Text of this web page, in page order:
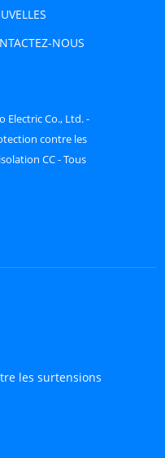
NOUS
Electric Co., Ltd. -
contre les
CC - Tous
les surtensions